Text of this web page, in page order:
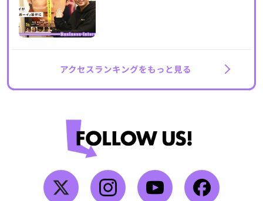
アクセスランキングをもっと見る